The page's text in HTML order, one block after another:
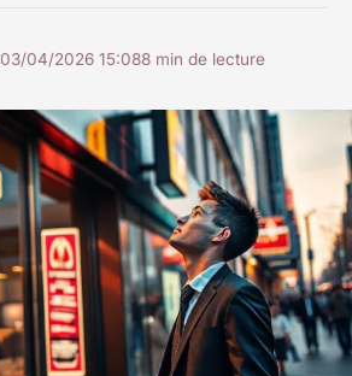
03/04/2026 15:088 min de lecture